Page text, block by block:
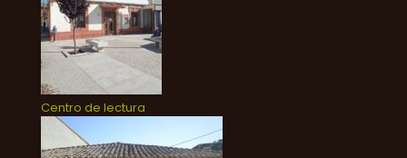
Centro de lectura